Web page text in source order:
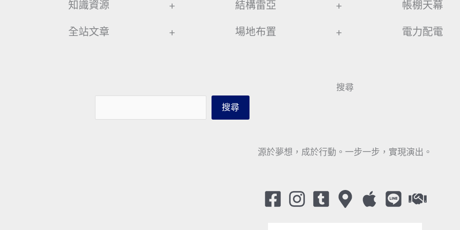
知識資源 +
全站文章 +
結構雷亞 +
場地布置 +
帳棚天幕
電力配電
搜尋
搜尋
源於夢想，成於行動。一步一步，實現演出。